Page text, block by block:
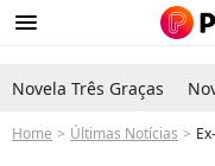
menu
Novela Três Graças
Home Últimas Notícias Ex-'A